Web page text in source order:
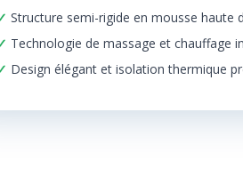
Structure semi-rigide en mousse haute
Technologie de massage et chauffage
Design élégant et isolation thermique